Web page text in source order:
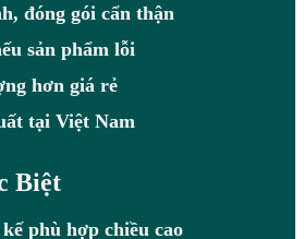
đóng gói cẩn thận
sản phẩm lỗi
hơn giá rẻ
tại Việt Nam
Biệt
phù hợp chiều cao